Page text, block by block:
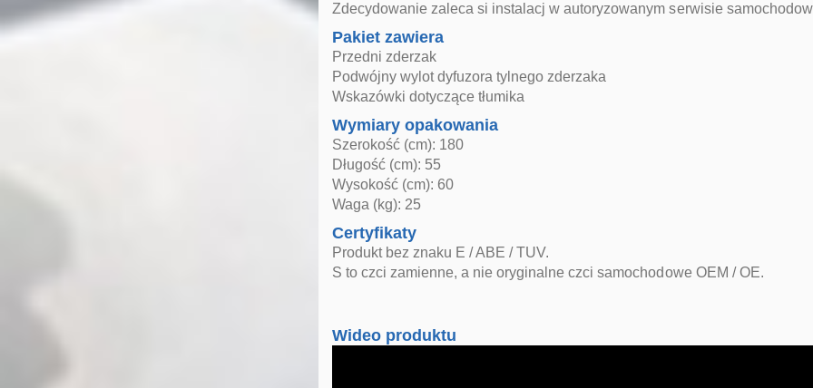
Zdecydowanie zaleca si instalacj w autoryzowanym serwisie
Pakiet zawiera
Przedni zderzak
Podwójny wylot dyfuzora tylnego zderzaka
Wskazówki dotyczące tłumika
Wymiary opakowania
Szerokość (cm): 180
Długość (cm): 55
Wysokość (cm): 60
Waga (kg): 25
Certyfikaty
Produkt bez znaku E / ABE / TUV.
S to czci zamienne, a nie oryginalne czci samochodowe OEM / OE.
Wideo produktu